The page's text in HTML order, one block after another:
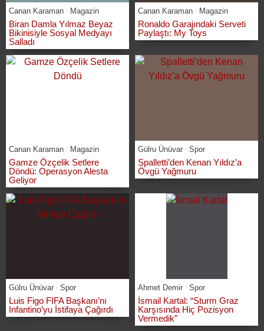
Canan Karaman Magazin
Biran Damla Yılmaz Beyaz
Bikinisiyle Sosyal Medyayı
Salladı
Canan Karaman Magazin
Ronaldo Garajındaki Serveti
Paylaştı: My Toys
Canan Karaman Magazin
Gamze Özçelik Setlere
Döndü: Operasyon Alesta
Geliyor
Gülru Ünüvar Spor
Spalletti’den Kenan Yıldız’a
Övgü Yağmuru
Gülru Ünüvar Spor
Luis Figo FIFA Başkanı’nı
Infantino’yu İstifaya Çağırdı
Ahmet Demir Spor
İsmail Kartal: “Sturm Graz
Karşısında Hiç Pozisyon
Vermedik”